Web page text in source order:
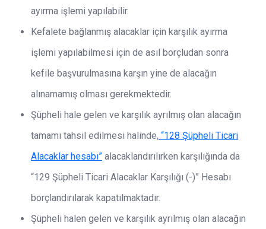
ayırma işlemi yapılabilir.
Kefalete bağlanmış alacaklar için karşılık ayırma
işlemi yapılabilmesi için de asıl borçludan sonra
kefile başvurulmasına karşın yine de alacağın
alınamamış olması gerekmektedir.
Şüpheli hale gelen ve karşılık ayrılmış olan alacağın
tamamı tahsil edilmesi halinde, “128 Şüpheli Ticari
Alacaklar hesabı” alacaklandırılırken karşılığında da
“129 Şüpheli Ticari Alacaklar Karşılığı (-)” Hesabı
borçlandırılarak kapatılmaktadır.
Şüpheli halen gelen ve karşılık ayrılmış olan alacağın